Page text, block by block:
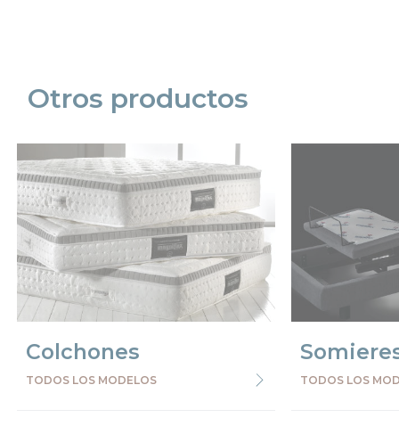
Otros productos
Colchones
TODOS LOS MODELOS TODOS LOS